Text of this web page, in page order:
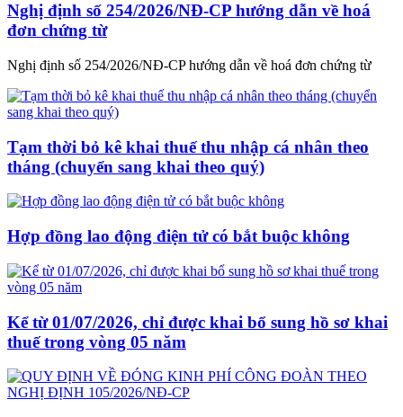
Nghị định số 254/2026/NĐ-CP hướng dẫn về hoá
đơn chứng từ
Nghị định số 254/2026/NĐ-CP hướng dẫn về hoá đơn chứng từ
Tạm thời bỏ kê khai thuế thu nhập cá nhân theo
tháng (chuyển sang khai theo quý)
Hợp đồng lao động điện tử có bắt buộc không
Kể từ 01/07/2026, chỉ được khai bổ sung hồ sơ khai
thuế trong vòng 05 năm